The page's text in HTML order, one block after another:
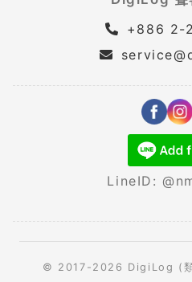
+886 2-
LineID:
© 2017-2026 DigiLog (類